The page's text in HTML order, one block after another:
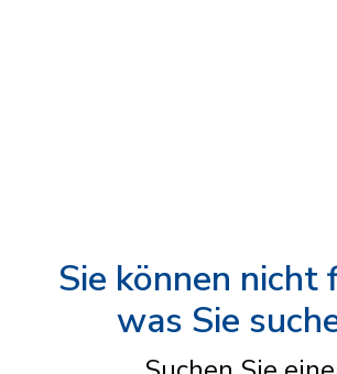
Sie können nicht
was Sie